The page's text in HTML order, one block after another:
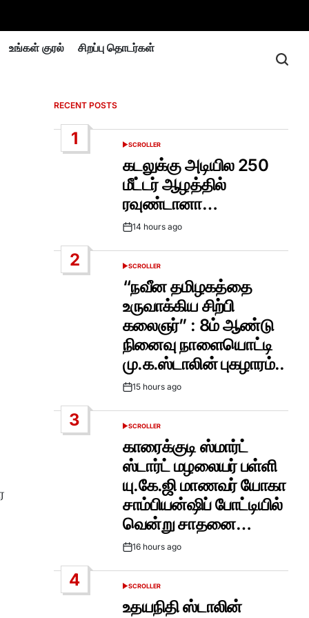
உங்கள் குரல் சிறப்பு தொடர்கள்
RECENT POSTS
1
POSTED
SCROLLER
கடலுக்கு அடியில 250
மீட்டர் ஆழத்தில்
ரவுண்டானா…
Post14 hours ago
2
POSTED
SCROLLER
“நவீன தமிழகத்தை
உருவாக்கிய சிற்பி
கலைஞர்” : 8ம் ஆண்டு
நினைவு நாளையொட்டி
மு.க.ஸ்டாலின் புகழாரம்..
Post15 hours ago
3
POSTED
SCROLLER
காரைக்குடி ஸ்மார்ட்
ஸ்டார்ட் மழலையர் பள்ளி
யு.கே.ஜி மாணவர் யோகா
சாம்பியன்ஷிப் போட்டியில்
வென்று சாதனை…
Post16 hours ago
4
POSTED
SCROLLER
உதயநிதி ஸ்டாலின்